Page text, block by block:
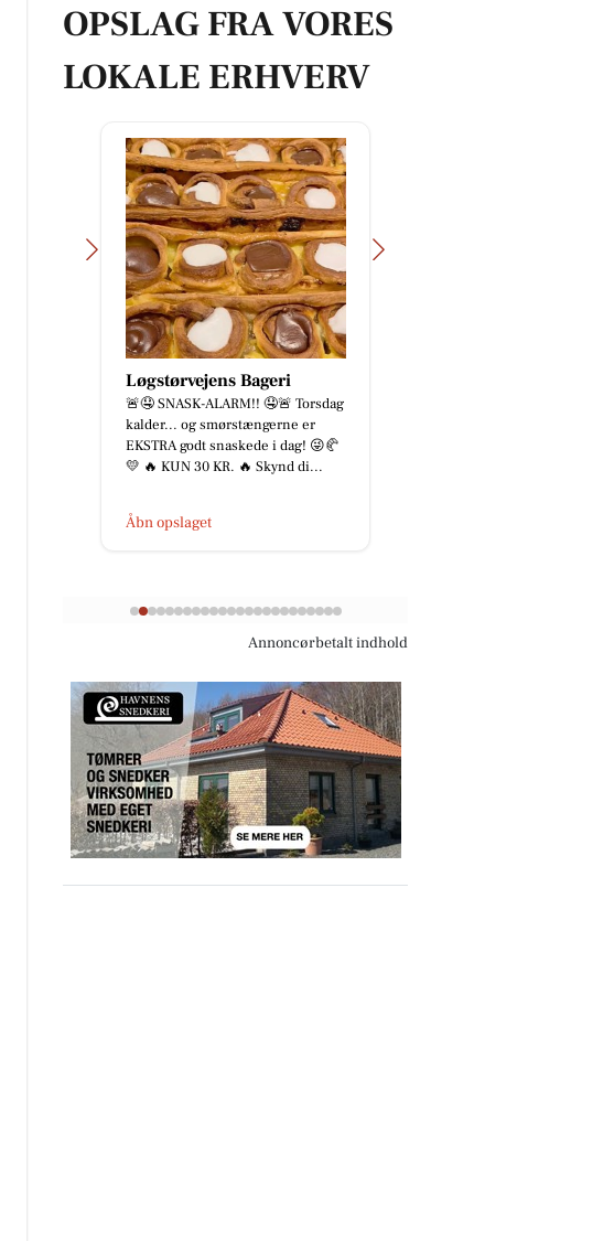
OPSLAG FRA VORES
LOKALE ERHVERV
Løgstørvejens Bageri
🚨🤤 SNASK-ALARM!! 🤤🚨 Torsdag
kalder... og smørstængerne er
EKSTRA godt snaskede i dag! 😜🥐
💛 🔥 KUN 30 KR. 🔥 Skynd di...
Åbn opslaget
Annoncørbetalt indhold